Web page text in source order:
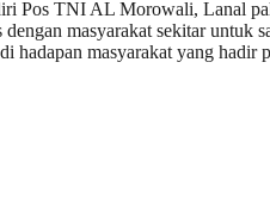
Pos TNI AL Morowali, Lanal
masyarakat sekitar untuk
hadapan masyarakat yang hadir